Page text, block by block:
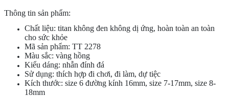
Thông tin sản phẩm:
Chất liệu: titan không đen không dị ứng, hoàn toàn an toàn
cho sức khỏe
Mã sản phẩm: TT 2278
Màu sắc: vàng hồng
Kiểu dáng: nhẫn đính đá
Sử dụng: thích hợp đi chơi, đi làm, dự tiệc
Kích thước: size 6 đường kính 16mm, size 7-17mm, size 8-
18mm